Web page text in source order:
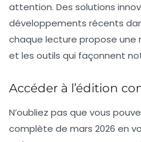
attention. Des solutions
développements récents
chaque lecture propose une
et les outils qui façonnent
Accéder à l’édition
N’oubliez pas que vous
complète de mars 2026 en